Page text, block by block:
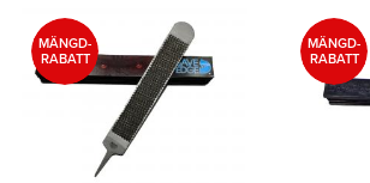
MÄNGD-
RABATT
MÄNGD-
RABATT